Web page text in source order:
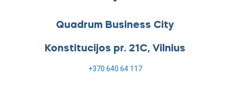
Quadrum Business City
Konstitucijos pr. 21C, Vilnius
+370 640 64 117